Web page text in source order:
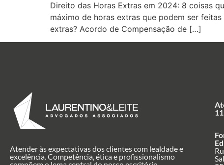
Direito das Horas Extras em 2024: 8 coisas
máximo de horas extras que podem ser
extras? Acordo de Compensação de […]
Atender às expectativas dos clientes com lealdade e
excelência. Competência, ética e profissionalismo